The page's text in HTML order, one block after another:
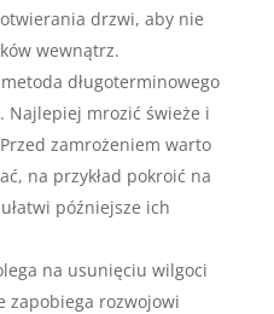
drzwi, aby nie
wewnątrz.
długoterminowego
Najlepiej mrozić świeże i
zamrożeniem warto
na przykład pokroić na
późniejsze ich
na usunięciu wilgoci
zapobiega rozwojowi